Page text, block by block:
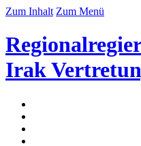
Zum Inhalt Zum Menü
Irak